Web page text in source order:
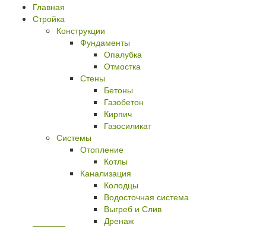
Главная
Стройка
Конструкции
Фундаменты
Опалубка
Отмостка
Стены
Бетоны
Газобетон
Кирпич
Газосиликат
Системы
Отопление
Котлы
Канализация
Колодцы
Водосточная система
Выгреб и Слив
Дренаж